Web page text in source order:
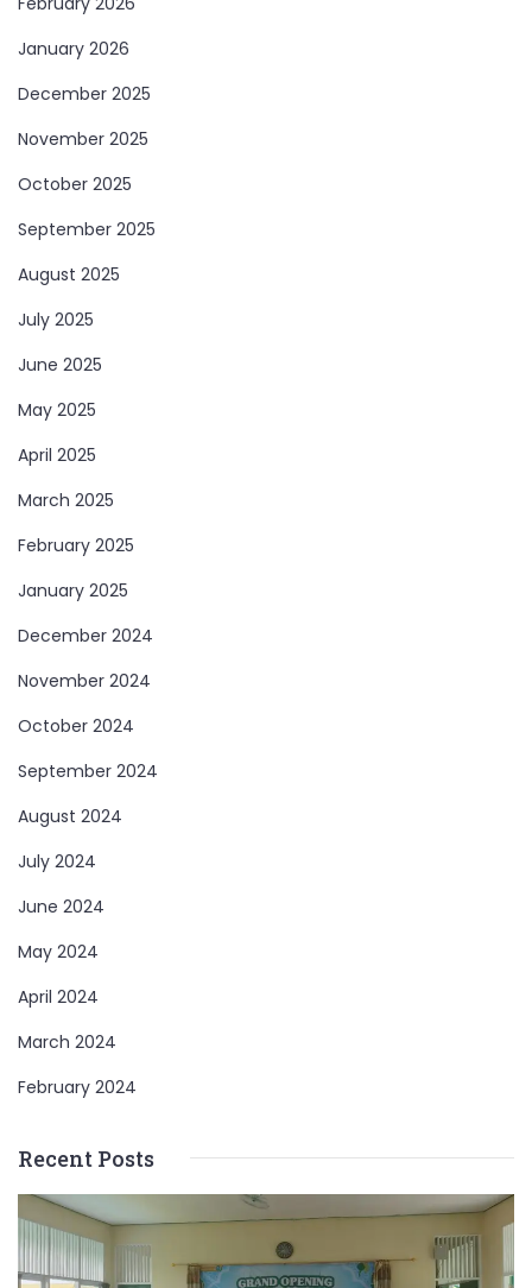
January 2026
December 2025
November 2025
October 2025
September 2025
August 2025
July 2025
June 2025
May 2025
April 2025
March 2025
February 2025
January 2025
December 2024
November 2024
October 2024
September 2024
August 2024
July 2024
June 2024
May 2024
April 2024
March 2024
February 2024
Recent Posts